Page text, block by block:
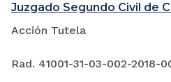
Juzgado Segundo Civil de
Acción Tutela
Rad. 41001-31-03-002-2018-